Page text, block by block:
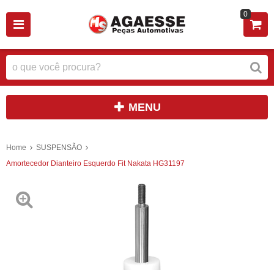
0
MENU
Home
SUSPENSÃO
Amortecedor Dianteiro Esquerdo Fit Nakata HG31197